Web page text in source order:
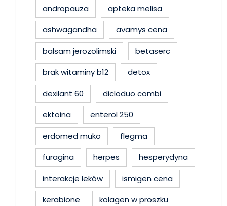
andropauza
apteka melisa
ashwagandha
avamys cena
balsam jerozolimski
betaserc
brak witaminy b12
detox
dexilant 60
dicloduo combi
ektoina
enterol 250
erdomed muko
flegma
furagina
herpes
hesperydyna
interakcje leków
ismigen cena
kerabione
kolagen w proszku